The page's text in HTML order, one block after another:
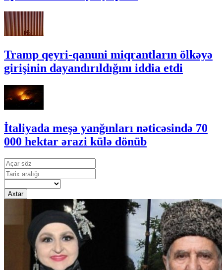
Tramp qeyri-qanuni miqrantların ölkəyə
girişinin dayandırıldığını iddia etdi
İtaliyada meşə yanğınları nəticəsində 70
000 hektar ərazi külə dönüb
Axtar